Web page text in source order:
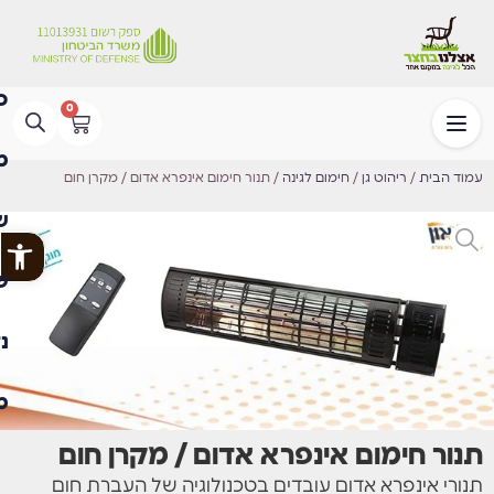
0
עמוד הבית / ריהוט גן / חימום לגינה / תנור חימום אינפרא אדום / מקרן חום
תנור חימום אינפרא אדום / מקרן חום
תנורי אינפרא אדום עובדים בטכנולוגיה של העברת חום